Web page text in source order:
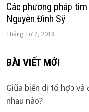
Các phương pháp
Nguyễn Đình Sỹ
Tháng Tư 2, 2018
BÀI VIẾT MỚI
Giữa biến dị tổ hợp
nhau nào?